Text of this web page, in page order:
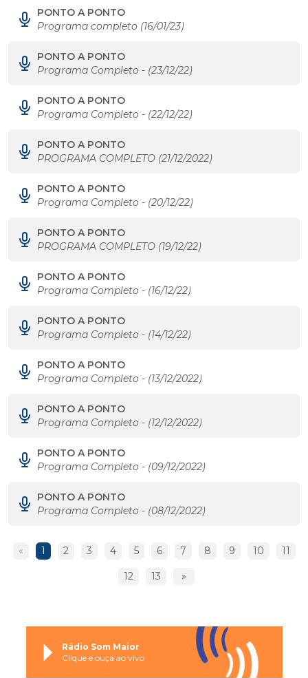
PONTO A PONTO
Programa completo (16/01/23)
PONTO A PONTO
Programa Completo - (23/12/22)
PONTO A PONTO
Programa Completo - (22/12/22)
PONTO A PONTO
PROGRAMA COMPLETO (21/12/2022)
PONTO A PONTO
Programa Completo - (20/12/22)
PONTO A PONTO
PROGRAMA COMPLETO (19/12/22)
PONTO A PONTO
Programa Completo - (16/12/22)
PONTO A PONTO
Programa Completo - (14/12/22)
PONTO A PONTO
Programa Completo - (13/12/2022)
PONTO A PONTO
Programa Completo - (12/12/2022)
PONTO A PONTO
Programa Completo - (09/12/2022)
PONTO A PONTO
Programa Completo - (08/12/2022)
« 1 2 3 4 5 6 7 8 9 10 11
12 13 »
Rádio Som Maior
Clique e ouça ao vivo